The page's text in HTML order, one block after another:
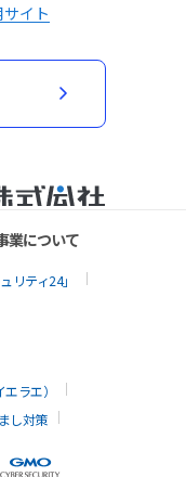
イト
業について
リティ24」
ラエ）
し対策